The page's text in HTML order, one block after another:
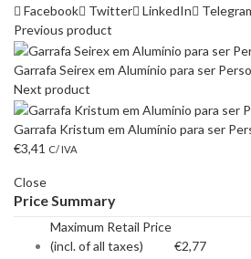
Facebook
Twitter LinkedIn
Previous product
Garrafa Seirex em Alumínio para ser
Next product
Garrafa Kristum em Alumínio para ser
€3,41 C/ IVA
Close
Price Summary
Maximum Retail Price
(incl. of all taxes)
€2,77